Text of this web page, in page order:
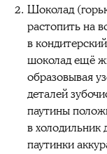
Шоколад
растопить на
в
шоколад ещё
образовывая
деталей
паутины
в холодильник
паутинки